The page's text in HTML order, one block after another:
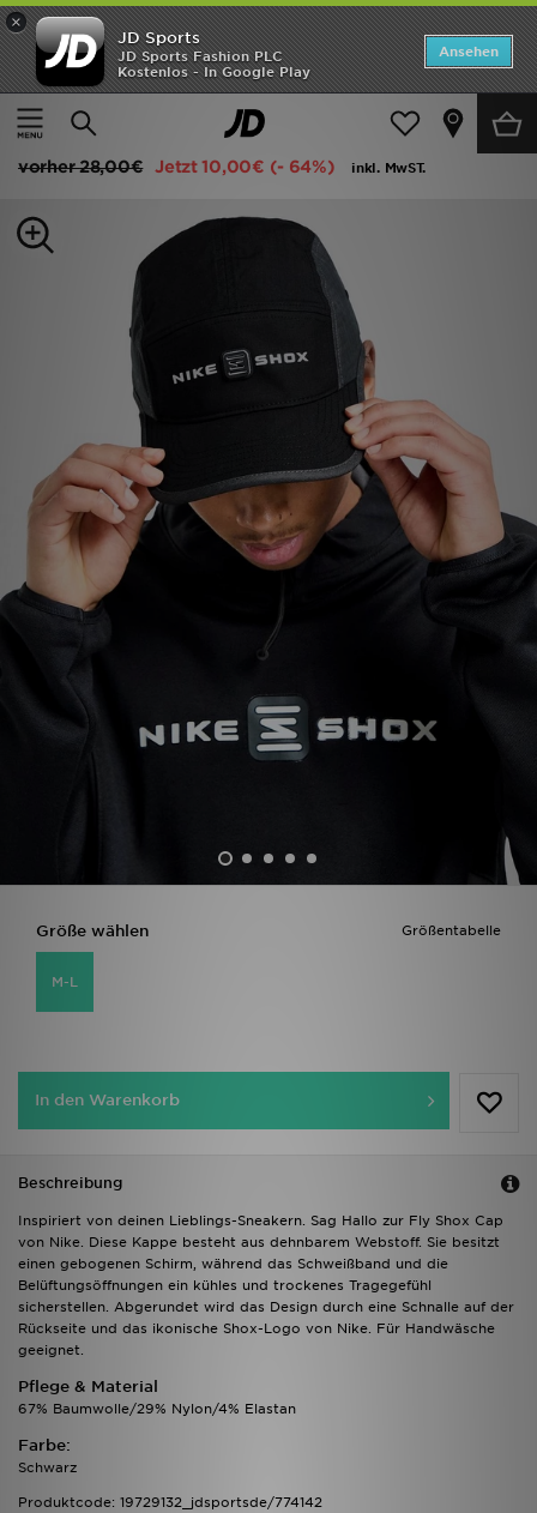
×
JD Sports
JD Sports Fashion PLC
Kostenlos - In Google Play
Ansehen
Home
Frauen Frauen Accessoires Caps
Nike Fly Shox Cap
vorher28,00€ Jetzt10,00€ (- 64%) inkl. MwST.
Größentabelle
Größe wählen
M-L
In den Warenkorb
Beschreibung
Inspiriert von deinen Lieblings-Sneakern. Sag Hallo zur Fly Shox Cap
von Nike. Diese Kappe besteht aus dehnbarem Webstoff. Sie besitzt
einen gebogenen Schirm, während das Schweißband und die
Belüftungsöffnungen ein kühles und trockenes Tragegefühl
sicherstellen. Abgerundet wird das Design durch eine Schnalle auf der
Rückseite und das ikonische Shox-Logo von Nike. Für Handwäsche
geeignet.
Pflege & Material
67% Baumwolle/29% Nylon/4% Elastan
Farbe:
Schwarz
Produktcode: 19729132_jdsportsde/774142
ANGEBOTE
Neuheiten
Kinder
Sport
Lade die APP
Filialfinder
Hilfe & Kontakt